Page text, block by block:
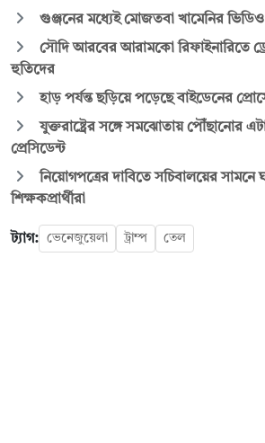
গুঞ্জনের মধ্যেই মোজতবা খামেনির
সৌদি আরবের আরামকো রিফাইনারিতে
হুতিদের
হাড় পর্যন্ত ছড়িয়ে পড়েছে বাইডেনের
যুক্তরাষ্ট্রের সঙ্গে সমঝোতায় পৌঁছানোর
প্রেসিডেন্ট
নিয়োগপত্রের দাবিতে সচিবালয়ের সামনে
শিক্ষকপ্রার্থীরা
ট্যাগ: ভেনেজুয়েলা ট্রাম্প তেল